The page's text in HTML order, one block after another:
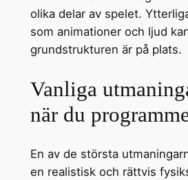
olika delar av spelet.
som animationer och ljud
grundstrukturen är på plats.
Vanliga
när du
En av de största
en realistisk och rättvis